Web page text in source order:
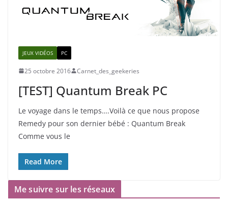
JEUX VIDÉOS PC
25 octobre 2016 Carnet_des_geekeries
[TEST] Quantum Break PC
Le voyage dans le temps….Voilà ce que nous propose
Remedy pour son dernier bébé : Quantum Break
Comme vous le
Read More
Me suivre sur les réseaux